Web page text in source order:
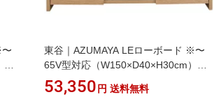
東谷｜AZUMAYA LEローボード ※〜
65V型対応（W150×D40×H30cm）
LE-455NA ナチュラル
53,350 円 送料無料